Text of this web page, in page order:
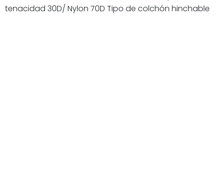
tenacidad 30D/ Nylon 70D Tipo de colchón hinchable